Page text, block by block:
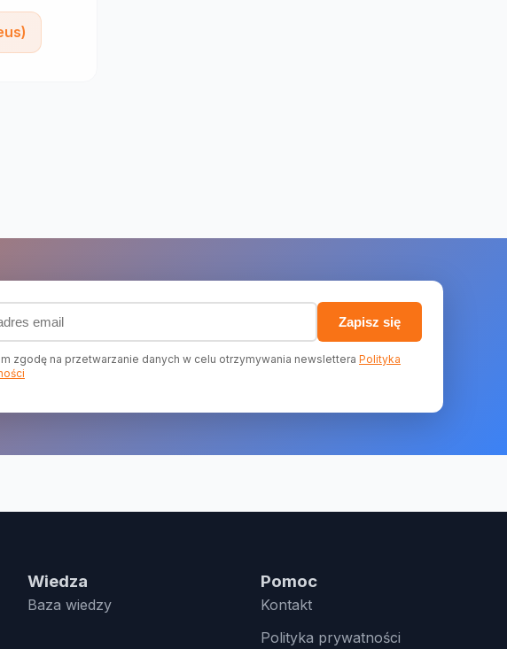
(wymagany)
Zapisz się
zgodę na przetwarzanie danych w celu otrzymywania newslettera Polityka
Wiedza
Baza wiedzy
Pomoc
Kontakt
Polityka prywatności